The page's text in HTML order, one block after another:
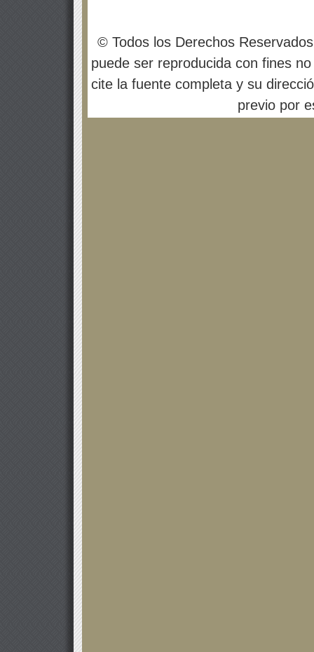
© Todos los Derechos
puede ser reproducida con fines
cite la fuente completa y su
previo por